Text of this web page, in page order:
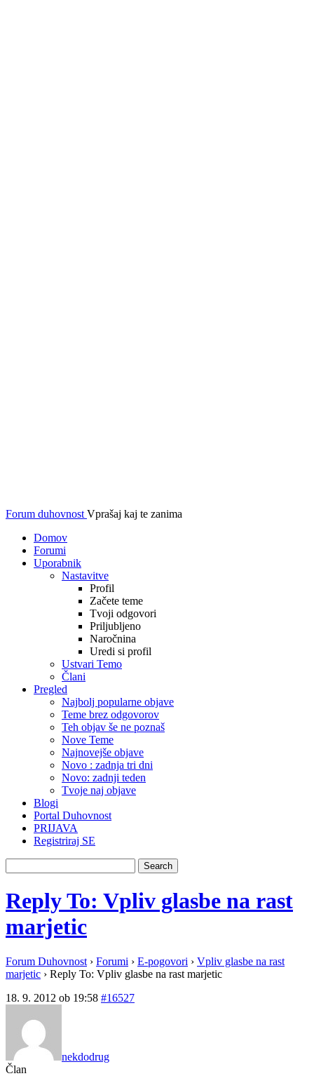
Forum duhovnost Vprašaj kaj te zanima
Domov
Forumi
Uporabnik
Nastavitve
Profil
Začete teme
Tvoji odgovori
Priljubljeno
Naročnina
Uredi si profil
Ustvari Temo
Člani
Pregled
Najbolj popularne objave
Teme brez odgovorov
Teh objav še ne poznaš
Nove Teme
Najnovejše objave
Novo : zadnja tri dni
Novo: zadnji teden
Tvoje naj objave
Blogi
Portal Duhovnost
PRIJAVA
Registriraj SE
Reply To: Vpliv glasbe na rast
marjetic
Forum Duhovnost › Forumi › E-pogovori › Vpliv glasbe na rast
marjetic › Reply To: Vpliv glasbe na rast marjetic
18. 9. 2012 ob 19:58 #16527
nekdodrug
Član